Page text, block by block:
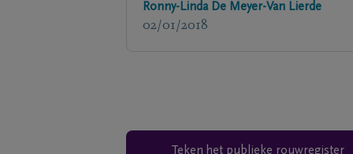
Ronny-Linda De Meyer-Van Lierde
02/01/2018
Teken het publieke rouwregister